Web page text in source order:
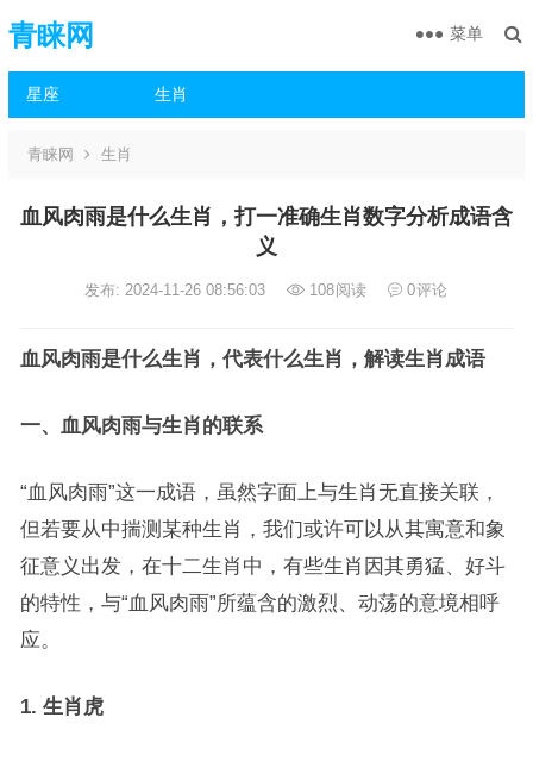
青睐网
星座 生肖
菜单
青睐网 生肖
血风肉雨是什么生肖，打一准确生肖数字分析成语含
义
发布: 2024-11-26 08:56:03 108阅读 0评论
血风肉雨是什么生肖，代表什么生肖，解读生肖成语
一、血风肉雨与生肖的联系
“血风肉雨”这一成语，虽然字面上与生肖无直接关联，
但若要从中揣测某种生肖，我们或许可以从其寓意和象
征意义出发，在十二生肖中，有些生肖因其勇猛、好斗
的特性，与“血风肉雨”所蕴含的激烈、动荡的意境相呼
应。
1. 生肖虎